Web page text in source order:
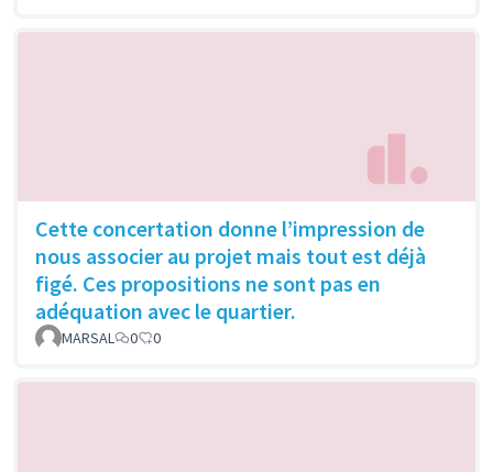
Cette concertation donne l’impression de
nous associer au projet mais tout est déjà
figé. Ces propositions ne sont pas en
adéquation avec le quartier.
MARSAL 0 0